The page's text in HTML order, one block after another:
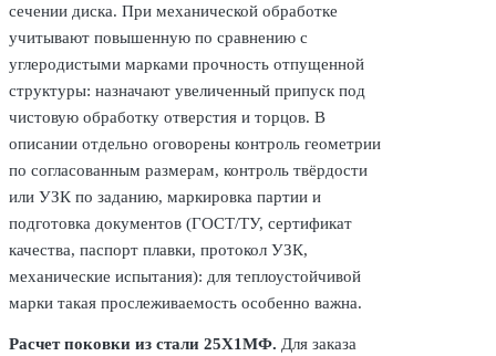
сечении диска. При механической обработке
учитывают повышенную по сравнению с
углеродистыми марками прочность отпущенной
структуры: назначают увеличенный припуск под
чистовую обработку отверстия и торцов. В
описании отдельно оговорены контроль геометрии
по согласованным размерам, контроль твёрдости
или УЗК по заданию, маркировка партии и
подготовка документов (ГОСТ/ТУ, сертификат
качества, паспорт плавки, протокол УЗК,
механические испытания): для теплоустойчивой
марки такая прослеживаемость особенно важна.
Расчет поковки из стали 25Х1МФ. Для заказа